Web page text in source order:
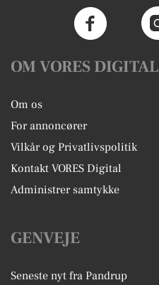
OM VORES DIGITAL
Om os
For annoncører
Vilkår og Privatlivspolitik
Kontakt VORES Digital
Administrer samtykke
GENVEJE
Seneste nyt fra Pandrup